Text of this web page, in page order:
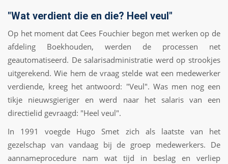
"Wat verdient die en die? Heel veul"
Op het moment dat Cees Fouchier begon met werken op de
afdeling Boekhouden, werden de processen net
geautomatiseerd. De salarisadministratie werd op strookjes
uitgerekend. Wie hem de vraag stelde wat een medewerker
verdiende, kreeg het antwoord: "Veul". Was men nog een
tikje nieuwsgieriger en werd naar het salaris van een
directielid gevraagd: "Heel veul".
In 1991 voegde Hugo Smet zich als laatste van het
gezelschap van vandaag bij de groep medewerkers. De
aannameprocedure nam wat tijd in beslag en verliep